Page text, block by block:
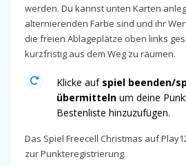
werden. Du kannst unten Karten
alternierenden Farbe sind und ihr
die freien Ablageplätze oben links
kurzfristig aus dem Weg zu räumen.
Klicke auf spiel beenden/
übermitteln um deine
Bestenliste hinzuzufügen.
Das Spiel Freecell Christmas auf
zur Punkteregistrierung.